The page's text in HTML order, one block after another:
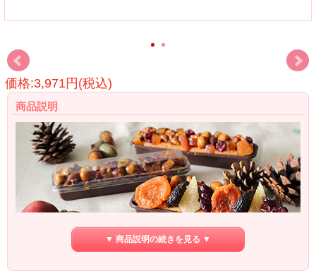
価格:3,971円(税込)
商品説明
▼ 商品説明の続きを見る ▼